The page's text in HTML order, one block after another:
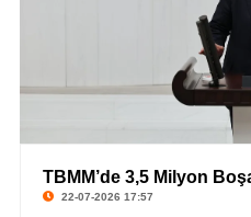
TBMM’de 3,5 Milyon
22-07-2026 17:57